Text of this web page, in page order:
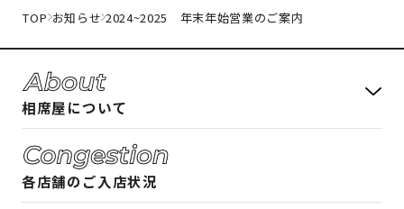
TOP お知らせ 2024~2025 年末年始営業のご案内
相席屋について
料金システム
フード・ドリンクメニュー
各店舗のご入店状況